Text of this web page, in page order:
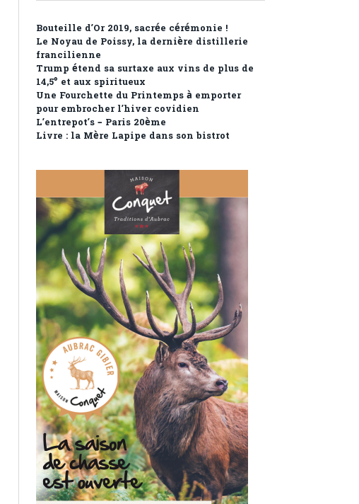
Bouteille d’Or 2019, sacrée cérémonie !
Le Noyau de Poissy, la dernière distillerie
francilienne
Trump étend sa surtaxe aux vins de plus de
14,5° et aux spiritueux
Une Fourchette du Printemps à emporter
pour embrocher l’hiver covidien
L’entrepot’s – Paris 20ème
Livre : la Mère Lapipe dans son bistrot